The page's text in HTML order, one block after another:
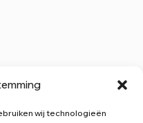
wij technologieën